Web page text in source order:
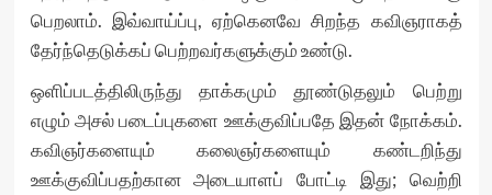
பெறலாம். இவ்வாய்ப்பு, ஏற்கெனவே சிறந்த கவிஞராகத்
தேர்ந்தெடுக்கப் பெற்றவர்களுக்கும் உண்டு.
ஒளிப்படத்திலிருந்து தாக்கமும் தூண்டுதலும் பெற்று
எழும் அசல் படைப்புகளை ஊக்குவிப்பதே இதன் நோக்கம்.
கவிஞர்களையும் கலைஞர்களையும் கண்டறிந்து
ஊக்குவிப்பதற்கான அடையாளப் போட்டி இது; வெற்றி